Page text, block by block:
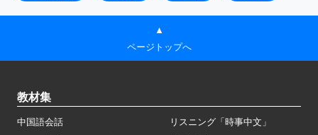
▲
ページトップへ
教材集
中国語会話
リスニング「時事中文」